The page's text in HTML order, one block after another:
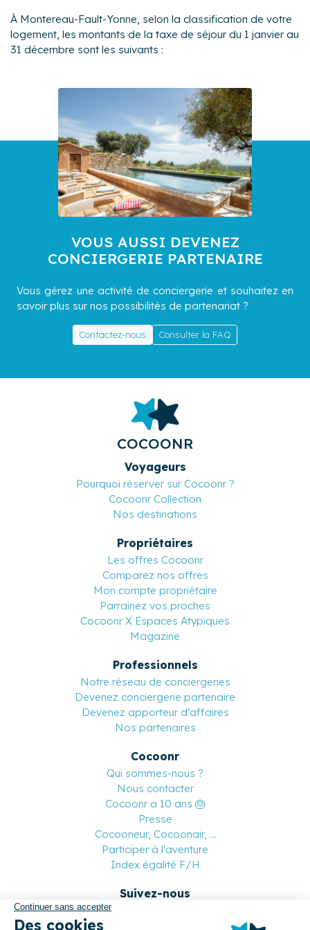
À Montereau-Fault-Yonne, selon la classification de votre
logement, les montants de la taxe de séjour du 1 janvier au
31 décembre sont les suivants :
VOUS AUSSI DEVENEZ
CONCIERGERIE PARTENAIRE
Vous gérez une activité de conciergerie et souhaitez en
savoir plus sur nos possibilités de partenariat ?
Contactez-nous Consulter la FAQ
COCOONR
Voyageurs
Pourquoi réserver sur Cocoonr ?
Cocoonr Collection
Nos destinations
Propriétaires
Les offres Cocoonr
Comparez nos offres
Mon compte propriétaire
Parrainez vos proches
Cocoonr X Espaces Atypiques
Magazine
Professionnels
Notre réseau de conciergeries
Devenez conciergerie partenaire
Devenez apporteur d’affaires
Nos partenaires
Cocoonr
Qui sommes-nous ?
Nous contacter
Cocoonr a 10 ans 🎂
Presse
Cocooneur, Cocoonair, ...
Participer à l'aventure
Index égalité F/H
Suivez-nous